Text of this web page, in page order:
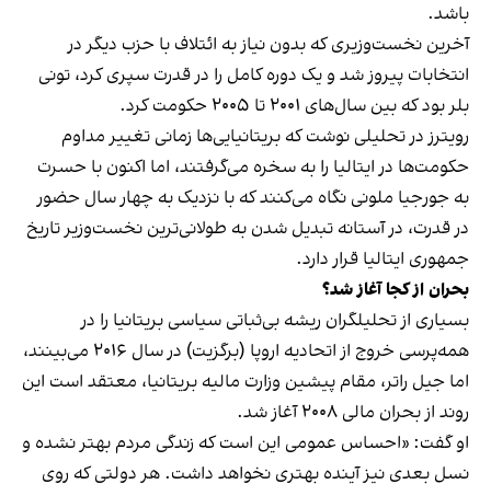
باشد.
آخرین نخست‌وزیری که بدون نیاز به ائتلاف با حزب دیگر در
انتخابات پیروز شد و یک دوره کامل را در قدرت سپری کرد، تونی
بلر بود که بین سال‌های ۲۰۰۱ تا ۲۰۰۵ حکومت کرد.
رویترز در تحلیلی نوشت که بریتانیایی‌ها زمانی تغییر مداوم
حکومت‌ها در ایتالیا را به سخره می‌گرفتند، اما اکنون با حسرت
به جورجیا ملونی نگاه می‌کنند که با نزدیک به چهار سال حضور
در قدرت، در آستانه تبدیل شدن به طولانی‌ترین نخست‌وزیر تاریخ
جمهوری ایتالیا قرار دارد.
بحران از کجا آغاز شد؟
بسیاری از تحلیلگران ریشه بی‌ثباتی سیاسی بریتانیا را در
همه‌پرسی خروج از اتحادیه اروپا (برگزیت) در سال ۲۰۱۶ می‌بینند،
اما جیل راتر، مقام پیشین وزارت مالیه بریتانیا، معتقد است این
روند از بحران مالی ۲۰۰۸ آغاز شد.
او گفت: «احساس عمومی این است که زندگی مردم بهتر نشده و
نسل بعدی نیز آینده بهتری نخواهد داشت. هر دولتی که روی